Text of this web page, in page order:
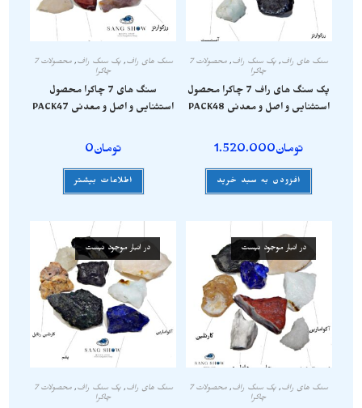
سنگ های راف, پک سنگ راف,
محصولات 7
چاکرا
پک سنگ های راف 7 چاکرا محصول
استثنایی و اصل و معدنی PACK48
تومان1.520.000
افزودن به سبد خرید
سنگ های راف,پک سنگ راف,
محصولات 7
چاکرا
سنگ های 7 چاکرا محصول
استثنایی و اصل و معدنی PACK47
تومان0
اطلاعات بیشتر
در انبار موجود نیست
سنگ های راف, پک سنگ راف,
محصولات 7
چاکرا
در انبار موجود نیست
سنگ های راف,پک سنگ راف,
محصولات 7
چاکرا